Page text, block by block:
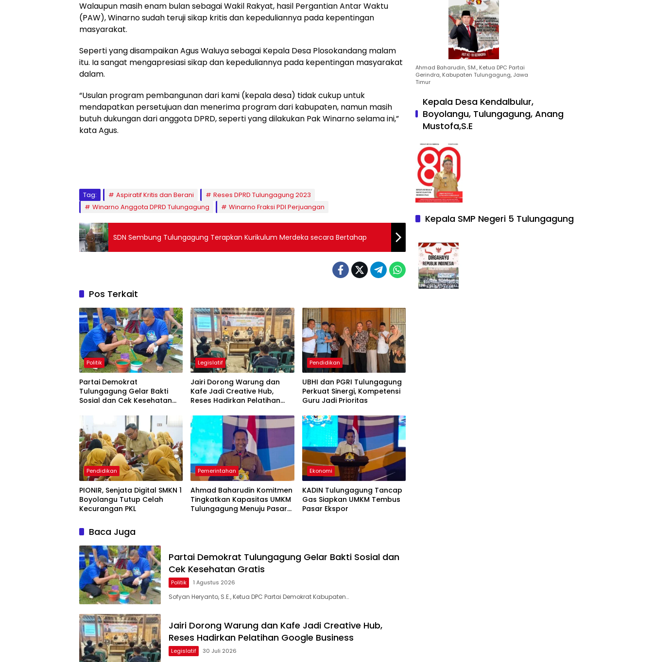
Walaupun masih enam bulan sebagai Wakil Rakyat, hasil Pergantian Antar Waktu
(PAW), Winarno sudah teruji sikap kritis dan kepeduliannya pada kepentingan
masyarakat.
Seperti yang disampaikan Agus Waluya sebagai Kepala Desa Plosokandang malam
itu. Ia sangat mengapresiasi sikap dan kepeduliannya pada kepentingan masyarakat
dalam.
“Usulan program pembangunan dari kami (kepala desa) tidak cukup untuk
mendapatkan persetujuan dan menerima program dari kabupaten, namun masih
butuh dukungan dari anggota DPRD, seperti yang dilakukan Pak Winarno selama ini,”
kata Agus.
Tag: Aspiratif Kritis dan Berani
Reses DPRD Tulungagung 2023
Winarno Anggota DPRD Tulungagung
Winarno Fraksi PDI Perjuangan
SDN Sembung Tulungagung Terapkan Kurikulum Merdeka secara Bertahap
Pos Terkait
Politik
Partai Demokrat
Tulungagung Gelar Bakti
Sosial dan Cek Kesehatan
Legislatif
Jairi Dorong Warung dan
Kafe Jadi Creative Hub,
Reses Hadirkan Pelatihan
Pendidikan
UBHI dan PGRI Tulungagung
Perkuat Sinergi, Kompetensi
Guru Jadi Prioritas
Pendidikan
PIONIR, Senjata Digital SMKN 1
Boyolangu Tutup Celah
Kecurangan PKL
Pemerintahan
Ahmad Baharudin Komitmen
Tingkatkan Kapasitas UMKM
Tulungagung Menuju Pasar
Ekonomi
KADIN Tulungagung Tancap
Gas Siapkan UMKM Tembus
Pasar Ekspor
Baca Juga
Partai Demokrat Tulungagung Gelar Bakti Sosial dan
Cek Kesehatan Gratis
Politik 1 Agustus 2026
Sofyan Heryanto, S.E., Ketua DPC Partai Demokrat Kabupaten…
Jairi Dorong Warung dan Kafe Jadi Creative Hub,
Reses Hadirkan Pelatihan Google Business
Legislatif 30 Juli 2026
Ahmad Baharudin, SM., Ketua DPC Partai
Gerindra, Kabupaten Tulungagung, Jawa
Timur
Kepala Desa Kendalbulur,
Boyolangu, Tulungagung, Anang
Mustofa,S.E
Kepala SMP Negeri 5 Tulungagung